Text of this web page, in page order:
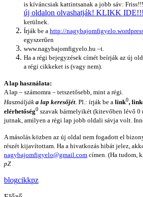
is kíváncsiak kattintsanak a jobb sáv: Friss!!!
új oldalon olvashatják! KLIKK IDE!!!
kerülnek.
Írják be a http://
egyszerűen
www.nagybajomfigyelo.hu –t.
Ha a régi bejegyzések címét beírják az új
a régi cikkeket is (vagy nem).
A lap használata:
A lap – számomra – tetszetősebb, mint a régi.
Használják a lap keresőjét Pl.: írják be a link0,
elérhetőség0 szavak bármelyikét (kitevőben lévő
jutnak, amilyen a régi lap jobb oldali sávja volt.
A másolás közben az új oldal nem fogadott el
részét kijavítottam. Ha a hivatkozás hibát jelez,
nagybajomfigyelo@gmail.com címen. (Ha tudom,
pZ
blogcikkpz